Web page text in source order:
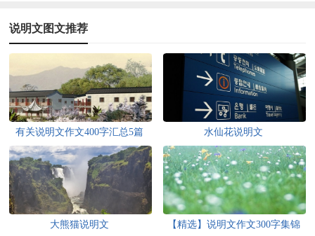
说明文图文推荐
有关说明文作文400字汇总5篇 水仙花说明文
大熊猫说明文 【精选】说明文作文300字集锦